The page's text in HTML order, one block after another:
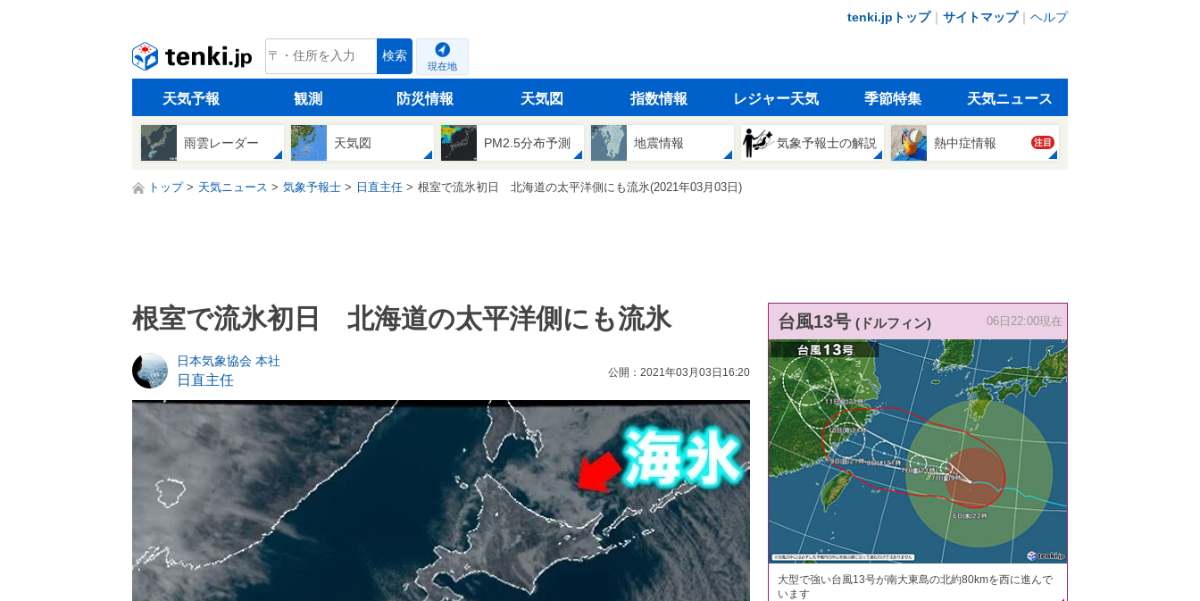
tenki.jpトップ｜ サイトマップ｜ ヘルプ
tenki.jp 検索
現在地
天気予報 観測 防災情報 天気図 指数情報 レジャー天気 季節特集 天気ニュース
雨雲レーダー 天気図 PM2.5分布予測 地震情報 気象予報士の解説 熱中症情報 注目
トップ 天気ニュース 気象予報士 日直主任 根室で流氷初日 北海道の太平洋側にも流氷(2021年03月03日)
根室で流氷初日 北海道の太平洋側にも流氷
日本気象協会 本社
日直主任
公開：2021年03月03日16:20
台風13号 (ドルフィン) 06日22:00現在
大型で強い台風13号が南大東島の北約80kmを西に進んで
います